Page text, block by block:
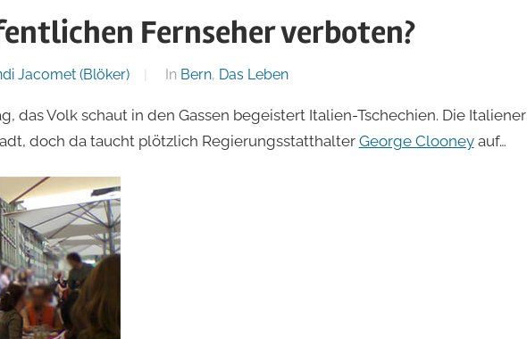
Fernseher verboten?
Jacomet (Blöker) In Bern, Das Leben
das Volk schaut in den Gassen begeistert Italien-Tschechien. Die Italiener
doch da taucht plötzlich Regierungsstatthalter George Clooneyauf…